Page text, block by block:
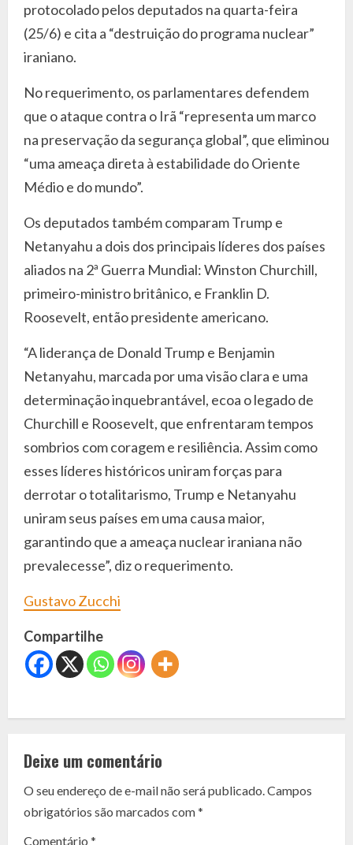
protocolado pelos deputados na quarta-feira
(25/6) e cita a “destruição do programa nuclear”
iraniano.
No requerimento, os parlamentares defendem
que o ataque contra o Irã “representa um marco
na preservação da segurança global”, que eliminou
“uma ameaça direta à estabilidade do Oriente
Médio e do mundo”.
Os deputados também comparam Trump e
Netanyahu a dois dos principais líderes dos países
aliados na 2ª Guerra Mundial: Winston Churchill,
primeiro-ministro britânico, e Franklin D.
Roosevelt, então presidente americano.
“A liderança de Donald Trump e Benjamin
Netanyahu, marcada por uma visão clara e uma
determinação inquebrantável, ecoa o legado de
Churchill e Roosevelt, que enfrentaram tempos
sombrios com coragem e resiliência. Assim como
esses líderes históricos uniram forças para
derrotar o totalitarismo, Trump e Netanyahu
uniram seus países em uma causa maior,
garantindo que a ameaça nuclear iraniana não
prevalecesse”, diz o requerimento.
Gustavo Zucchi
Compartilhe
C
n
t
Deixe um comentário
O seu endereço de e-mail não será publicado.Campos
obrigatórios são marcados com*
Comentário *